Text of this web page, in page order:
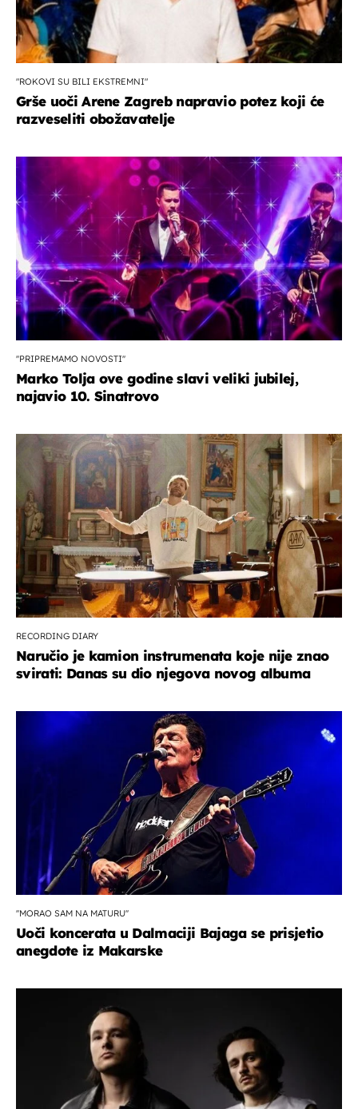
"ROKOVI SU BILI EKSTREMNI"
Grše uoči Arene Zagreb napravio potez koji će
razveseliti obožavatelje
''PRIPREMAMO NOVOSTI''
Marko Tolja ove godine slavi veliki jubilej,
najavio 10. Sinatrovo
RECORDING DIARY
Naručio je kamion instrumenata koje nije znao
svirati: Danas su dio njegova novog albuma
''MORAO SAM NA MATURU''
Uoči koncerata u Dalmaciji Bajaga se prisjetio
anegdote iz Makarske